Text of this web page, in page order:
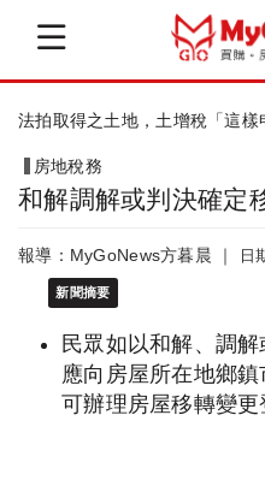
法拍取得之土地，土增稅「這樣
房地稅務
和解調解或判決確定
報導：MyGoNews方暮晨 ｜ 日
新聞摘要
民眾如以和解、調
應向房屋所在地鄉
可辦理房屋移轉變更